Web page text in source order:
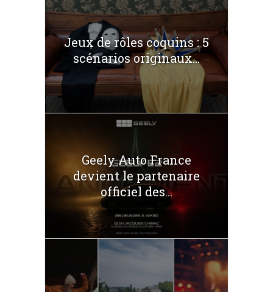
Jeux de rôles coquins : 5
scénarios originaux...
Geely Auto France
devient le partenaire
officiel des...